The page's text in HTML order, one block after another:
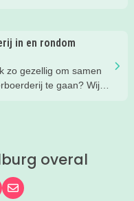
rij gezet.
in en rondom
zo gezellig om samen
te gaan? Wij
Lees je mee?
overal
Facebook
op Instagram
ons op Pinterest
Mail ons